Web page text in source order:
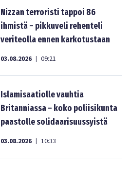
Nizzan terroristi tappoi 86
ihmistä – pikkuveli rehenteli
veriteolla ennen karkotustaan
03.08.2026 | 09:21
Islamisaatiolle vauhtia
Britanniassa – koko poliisikunta
paastolle solidaarisuussyistä
03.08.2026 | 10:33